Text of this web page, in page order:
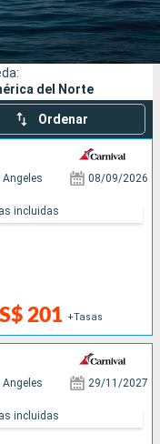
Compañías
del Norte
Ordenar
Angeles 08/09/2026
201 +Tasas
incluidas
Angeles 29/11/2027
incluidas